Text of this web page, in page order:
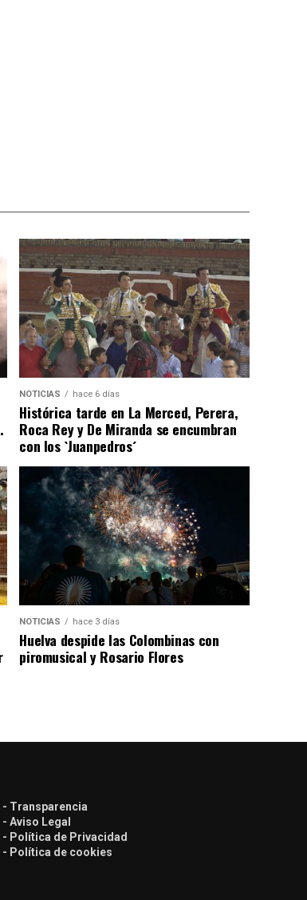
NOTICIAS hace 6 días
Histórica tarde en La Merced, Perera,
Roca Rey y De Miranda se encumbran
con los `Juanpedros´
NOTICIAS hace 3 días
Huelva despide las Colombinas con
piromusical y Rosario Flores
- Transparencia
- Aviso Legal
- Política de Privacidad
- Política de cookies